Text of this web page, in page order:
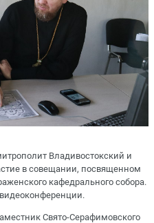
Владивостокский и
в совещании, посвященном
кафедрального собора.
Свято-Серафимовского